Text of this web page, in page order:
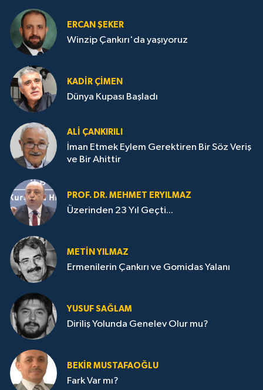
ERCAN ŞEKER
Winzip Çankırı'da yaşıyoruz
KADIR ÇIMEN
Dünya Kupası Başladı
ALI ÇANKIRILI
İman Etmek Eylem Gerektiren Bir Söz Veriş
ve Bir Ahittir
PROF. DR. MEHMET ERYILMAZ
Üzerinden 23 Yıl Geçti...
METIN YILMAZ
Ermenilerin Çankırı ve Gomidas Yalanı
YUSUF SAĞLAM
Diriliş Yolunda Genelev Olur mu?
BEKIR MUSTAFAOĞLU
Fark Var mı?